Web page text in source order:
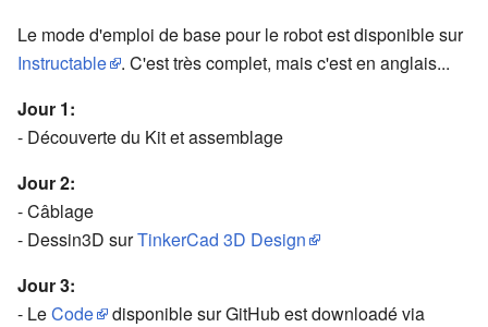
Le mode d'emploi de base pour le robot est disponible sur
Instructable
. C'est très complet, mais c'est en anglais...
Jour 1:
- Découverte du Kit et assemblage
Jour 2:
- Câblage
- Dessin3D surTinkerCad 3D Design
Jour 3:
- LeCode
disponible sur GitHub est downloadé via